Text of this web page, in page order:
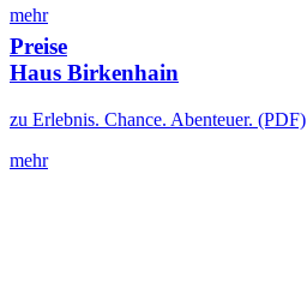
mehr
Preise
Haus Birkenhain
zu Erlebnis. Chance. Abenteuer. (PDF)
mehr